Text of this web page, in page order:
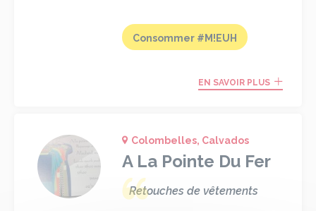
Consommer #M!EUH
EN SAVOIR PLUS
Colombelles, Calvados
A La Pointe Du Fer
Retouches de vêtements